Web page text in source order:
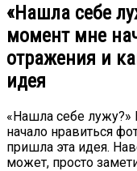
«Нашла себе
момент мне
отражения и
идея
«Нашла себе
начало нравиться
пришла эта идея.
может, просто